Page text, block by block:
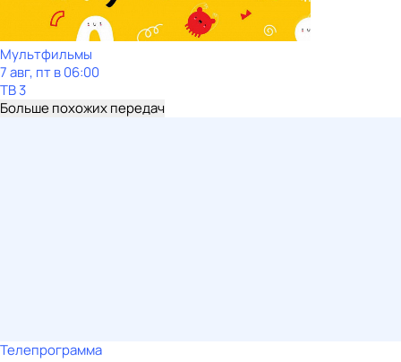
Мультфильмы
7 авг, пт в 06:00
ТВ 3
Больше похожих передач
Телепрограмма